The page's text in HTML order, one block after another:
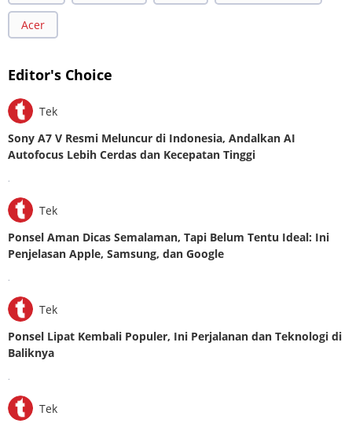
Acer
Editor's Choice
Tek
Sony A7 V Resmi Meluncur di Indonesia, Andalkan AI
Autofocus Lebih Cerdas dan Kecepatan Tinggi
.
Tek
Ponsel Aman Dicas Semalaman, Tapi Belum Tentu Ideal: Ini
Penjelasan Apple, Samsung, dan Google
.
Tek
Ponsel Lipat Kembali Populer, Ini Perjalanan dan Teknologi di
Baliknya
.
Tek